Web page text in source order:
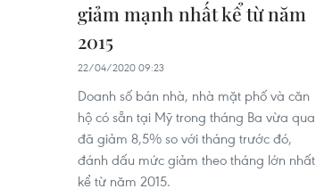
giảm mạnh nhất kể từ năm
2015
22/04/2020 09:23
Doanh số bán nhà, nhà mặt phố và căn
hộ có sẵn tại Mỹ trong tháng Ba vừa qua
đã giảm 8,5% so với tháng trước đó,
đánh dấu mức giảm theo tháng lớn nhất
kể từ năm 2015.